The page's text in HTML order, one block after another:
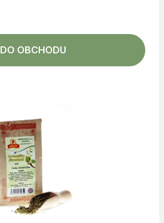
DO OBCHODU